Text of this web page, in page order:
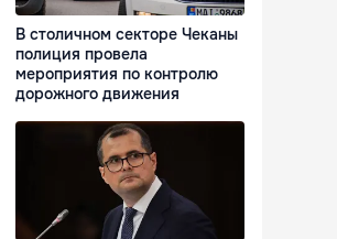
В столичном секторе Чеканы
полиция провела
мероприятия по контролю
дорожного движения